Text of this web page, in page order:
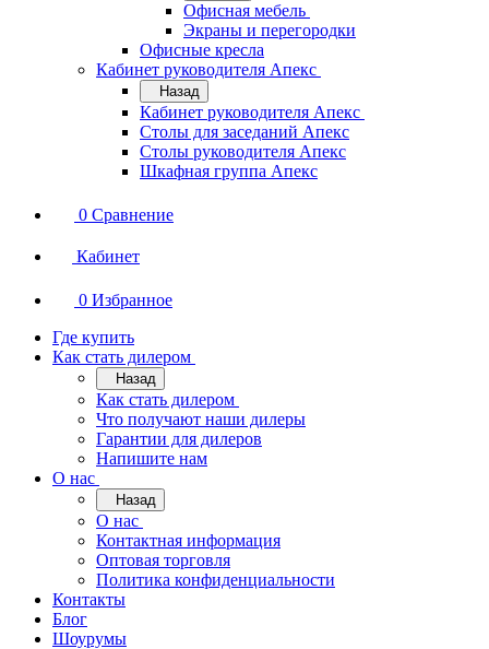
Офисная мебель
Экраны и перегородки
Офисные кресла
Кабинет руководителя Апекс
Назад
Кабинет руководителя Апекс
Столы для заседаний Апекс
Столы руководителя Апекс
Шкафная группа Апекс
0 Сравнение
Кабинет
0 Избранное
Где купить
Как стать дилером
Назад
Как стать дилером
Что получают наши дилеры
Гарантии для дилеров
Напишите нам
О нас
Назад
О нас
Контактная информация
Оптовая торговля
Политика конфиденциальности
Контакты
Блог
Шоурумы